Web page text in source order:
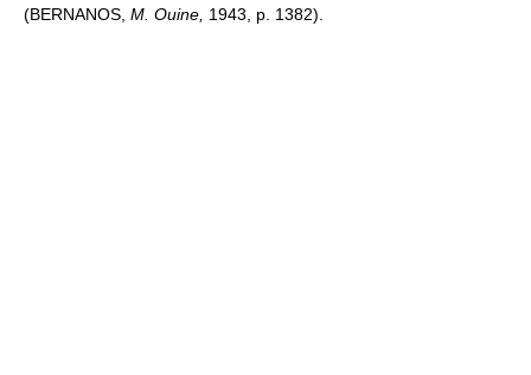
(BERNANOS, M. Ouine, 1943, p. 1382).